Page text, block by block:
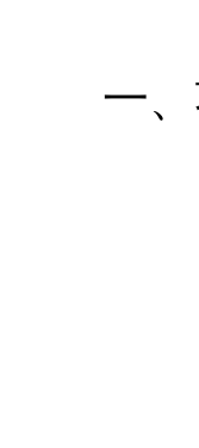
一、
（一
（二
（三
（四
（五